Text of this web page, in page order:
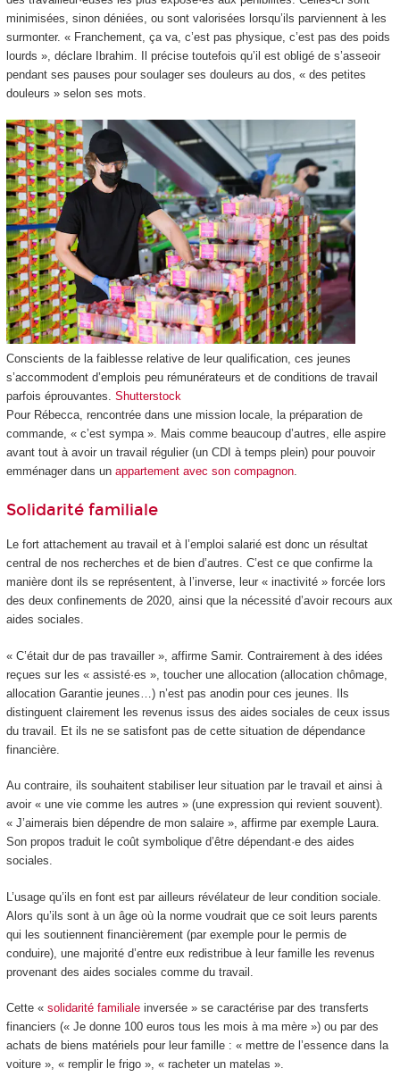
minimisées, sinon déniées, ou sont valorisées lorsqu’ils parviennent à les
surmonter. « Franchement, ça va, c’est pas physique, c’est pas des poids
lourds », déclare Ibrahim. Il précise toutefois qu’il est obligé de s’asseoir
pendant ses pauses pour soulager ses douleurs au dos, « des petites
douleurs » selon ses mots.
Conscients de la faiblesse relative de leur qualification, ces jeunes
s’accommodent d’emplois peu rémunérateurs et de conditions de travail
parfois éprouvantes. Shutterstock
Pour Rébecca, rencontrée dans une mission locale, la préparation de
commande, « c’est sympa ». Mais comme beaucoup d’autres, elle aspire
avant tout à avoir un travail régulier (un CDI à temps plein) pour pouvoir
emménager dans un appartement avec son compagnon.
Solidarité familiale
Le fort attachement au travail et à l’emploi salarié est donc un résultat
central de nos recherches et de bien d’autres. C’est ce que confirme la
manière dont ils se représentent, à l’inverse, leur « inactivité » forcée lors
des deux confinements de 2020, ainsi que la nécessité d’avoir recours aux
aides sociales.
« C’était dur de pas travailler », affirme Samir. Contrairement à des idées
reçues sur les « assisté·es », toucher une allocation (allocation chômage,
allocation Garantie jeunes…) n’est pas anodin pour ces jeunes. Ils
distinguent clairement les revenus issus des aides sociales de ceux issus
du travail. Et ils ne se satisfont pas de cette situation de dépendance
financière.
Au contraire, ils souhaitent stabiliser leur situation par le travail et ainsi à
avoir « une vie comme les autres » (une expression qui revient souvent).
« J’aimerais bien dépendre de mon salaire », affirme par exemple Laura.
Son propos traduit le coût symbolique d’être dépendant·e des aides
sociales.
L’usage qu’ils en font est par ailleurs révélateur de leur condition sociale.
Alors qu’ils sont à un âge où la norme voudrait que ce soit leurs parents
qui les soutiennent financièrement (par exemple pour le permis de
conduire), une majorité d’entre eux redistribue à leur famille les revenus
provenant des aides sociales comme du travail.
Cette « solidarité familialeinversée » se caractérise par des transferts
financiers (« Je donne 100 euros tous les mois à ma mère ») ou par des
achats de biens matériels pour leur famille : « mettre de l’essence dans la
voiture », « remplir le frigo », « racheter un matelas ».